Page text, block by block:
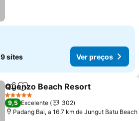
9 sites Ver preços
PartilharAdicionar aos favoritos
Quenzo Beach Resort
5 Estrelas
9,5 Excelente
302
Padang Bai, a 16.7 km de Jungut Batu Beach